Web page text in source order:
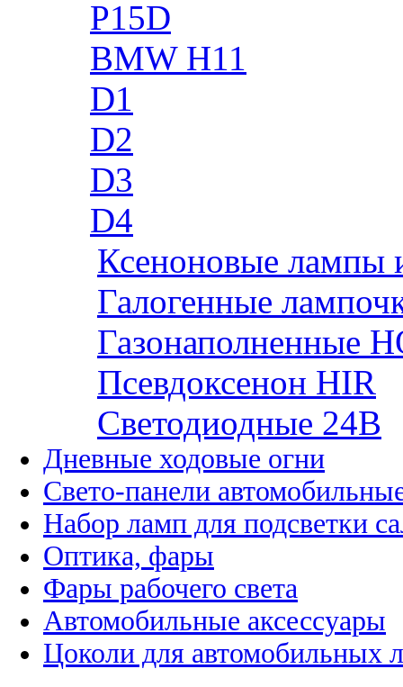
P15D
BMW H11
D1
D2
D3
D4
Ксеноновые лампы
Галогенные
Газонаполненные
Псевдоксенон HIR
Cветодиодные 24B
Дневные ходовые огни
Свето-панели
Набор ламп для подсветки
Оптика, фары
Фары рабочего света
Автомобильные аксессуары
Цоколи для автомобильных